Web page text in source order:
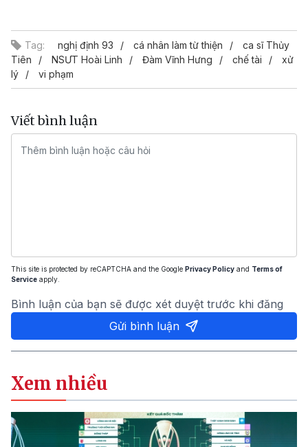
Tag: nghị định 93 cá nhân làm từ thiện
ca sĩ Thủy
Tiên
NSƯT Hoài Linh Đàm Vĩnh Hưng chế tài
xử
lý
vi phạm
Viết bình luận
This site is protected by reCAPTCHA and the Google Privacy Policy and Terms of
Service apply.
Bình luận của bạn sẽ được xét duyệt trước khi đăng
Gửi bình luận
Xem nhiều